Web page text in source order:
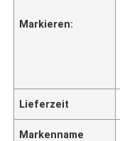
Markieren:
Lieferzeit
Markenname